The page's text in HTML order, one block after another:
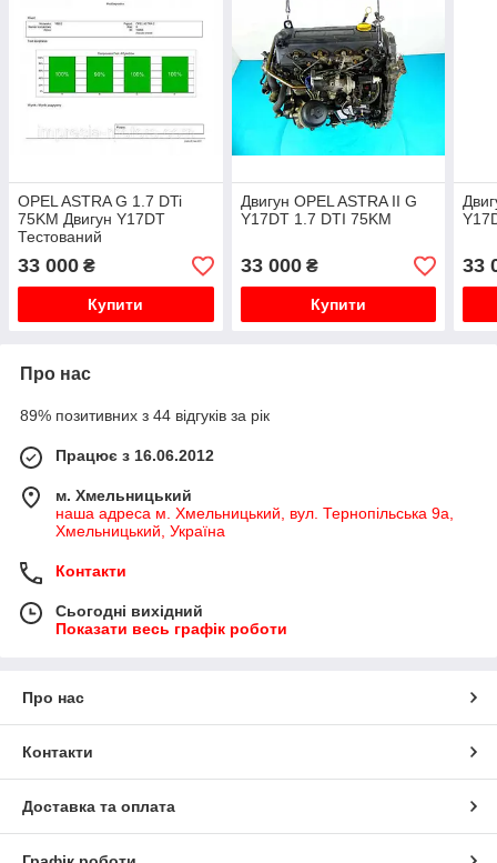
OPEL ASTRA G 1.7 DTi
75KM Двигун Y17DT
Тестований
33 000 ₴
Купити
Двигун OPEL ASTRA II G
Y17DT 1.7 DTI 75KM
33 000₴
Купити
33
Про нас
89% позитивних з 44 відгуків за рік
Працює з 16.06.2012
м. Хмельницький
наша адреса м. Хмельницький, вул. Тернопільська 9а,
Хмельницький, Україна
Контакти
Сьогодні вихідний
Показати весь графік роботи
Про нас
Контакти
Доставка та оплата